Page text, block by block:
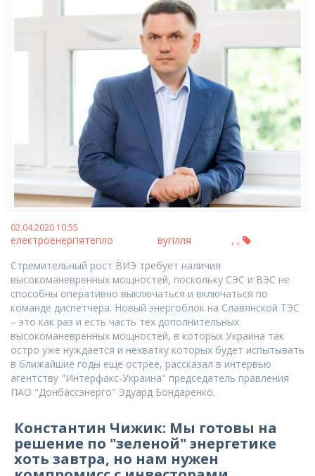
02.04.2020 10:55
електроенергія ,
тепло ,
вугілля
Стремительный рост ВИЭ требует наличия
высокоманевренных мощностей, поскольку СЭС и ВЭС не
способны оперативно выключаться и включаться по
команде диспетчера. Новый энергоблок на Славянской ТЭС
– это как раз и есть часть тех дополнительных
высокоманевренных мощностей, в которых Украина так
остро уже нуждается и нехватку которых будет испытывать
в ближайшие годы еще острее, рассказал в интервью
агентству "Интерфакс-Украина" председатель правления
ПАО "Донбассэнерго" Эдуард Бондаренко.
Константин Чижик: Мы готовы на
решение по "зеленой" энергетике
хоть завтра, но нам нужен